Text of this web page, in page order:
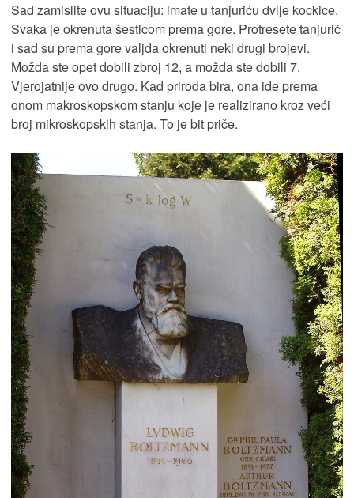
Sad zamislite ovu situaciju: imate u tanjuriću dvije kockice.
Svaka je okrenuta šesticom prema gore. Protresete tanjurić
i sad su prema gore valjda okrenuti neki drugi brojevi.
Možda ste opet dobili zbroj 12, a možda ste dobili 7.
Vjerojatnije ovo drugo. Kad priroda bira, ona ide prema
onom makroskopskom stanju koje je realizirano kroz veći
broj mikroskopskih stanja. To je bit priče.